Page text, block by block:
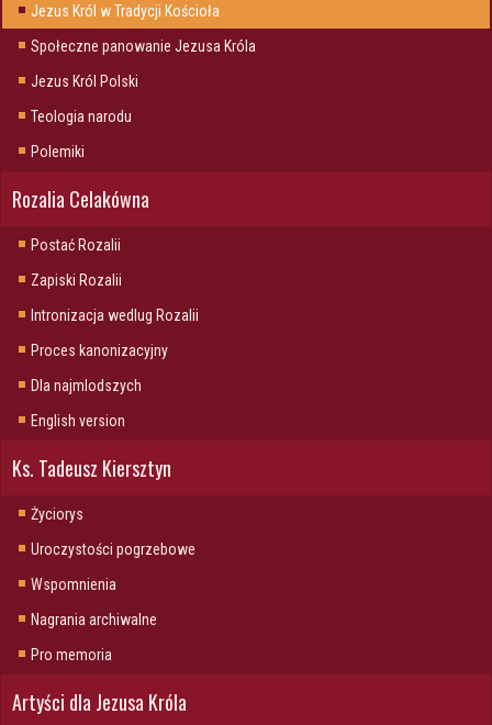
Jezus Król w Tradycji Kościoła
Społeczne panowanie Jezusa Króla
Jezus Król Polski
Teologia narodu
Polemiki
Rozalia Celakówna
Postać Rozalii
Zapiski Rozalii
Intronizacja wedlug Rozalii
Proces kanonizacyjny
Dla najmlodszych
English version
Ks. Tadeusz Kiersztyn
Życiorys
Uroczystości pogrzebowe
Wspomnienia
Nagrania archiwalne
Pro memoria
Artyści dla Jezusa Króla